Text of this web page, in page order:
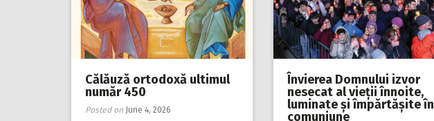
Călăuză ortodoxă ultimul
număr 450
Posted on June 4, 2026
Învierea Domnului izvor
nesecat al vieții înnoite,
luminate și împărtășite în
comuniune